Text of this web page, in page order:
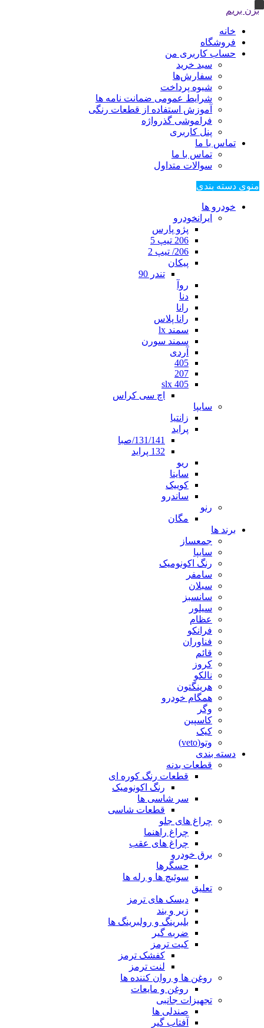
بزن بریم
خانه
فروشگاه
حساب کاربری من
سبد خرید
سفارش‌ها
شیوه پرداخت
شرایط عمومی ضمانت نامه ها
آموزش استفاده از قطعات رنگی
فراموشی گذرواژه
پنل کاربری
تماس با ما
تماس با ما
سوالات متداول
منوی دسته بندی
خودرو ها
ایرانخودرو
پژو پارس
206 تیپ 5
206/ تیپ 2
پیکان
تندر 90
روآ
دنا
رانا
رانا پلاس
سمند lx
سمند سورن
آردی
405
207
405 slx
اچ سی کراس
سایپا
زانتیا
پراید
131/141/صبا
132 پراید
ریو
ساینا
کوییک
ساندرو
رنو
مگان
برند ها
جمعساز
سایپا
رنگ اکونومیک
سامفر
سبلان
سانسبز
سیلور
عظام
فرانکو
فناوران
قائم
کروز
نالکو
هرینگتون
همگام خودرو
وگر
کاسپین
کیک
وتو(veto)
دسته بندی
قطعات بدنه
قطعات رنگ کوره ای
رنگ اکونومیک
سر شاسی ها
قطعات شاسی
چراغ های جلو
چراغ راهنما
چراغ های عقب
برق خودرو
حسگرها
سوئیچ ها و رله ها
تعلیق
دیسک های ترمز
زیر و بند
بلبرینگ و رولبرینگ ها
ضربه گیر
کیت ترمز
کفشک ترمز
لنت ترمز
روغن ها و روان کننده ها
روغن و مایعات
تجهیزات جانبی
صندلی ها
آفتاب گیر